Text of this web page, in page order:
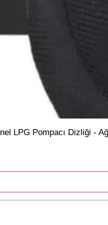
LPG Pompacı Dizliği -